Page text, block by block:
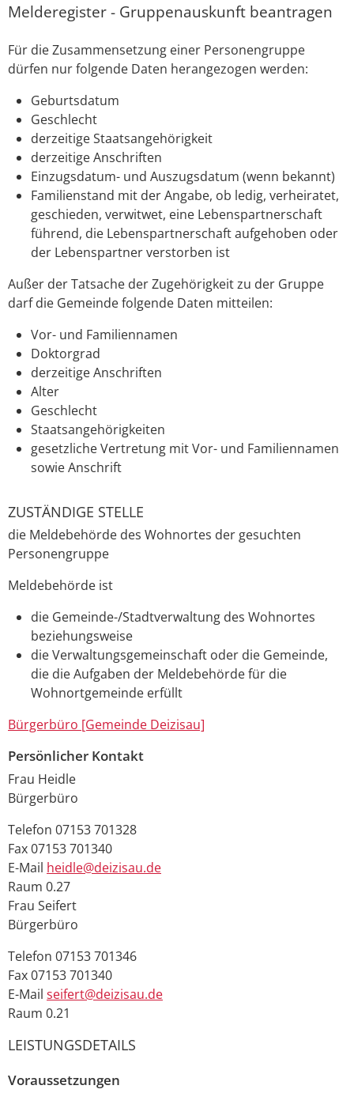
Melderegister - Gruppenauskunft beantragen
Für die Zusammensetzung einer Personengruppe
dürfen nur folgende Daten herangezogen werden:
Geburtsdatum
Geschlecht
derzeitige Staatsangehörigkeit
derzeitige Anschriften
Einzugsdatum- und Auszugsdatum (wenn bekannt)
Familienstand mit der Angabe, ob ledig, verheiratet,
geschieden, verwitwet, eine Lebenspartnerschaft
führend, die Lebenspartnerschaft aufgehoben oder
der Lebenspartner verstorben ist
Außer der Tatsache der Zugehörigkeit zu der Gruppe
darf die Gemeinde folgende Daten mitteilen:
Vor- und Familiennamen
Doktorgrad
derzeitige Anschriften
Alter
Geschlecht
Staatsangehörigkeiten
gesetzliche Vertretung mit Vor- und Familiennamen
sowie Anschrift
ZUSTÄNDIGE STELLE
die Meldebehörde des Wohnortes der gesuchten
Personengruppe
Meldebehörde ist
die Gemeinde-/Stadtverwaltung des Wohnortes
beziehungsweise
die Verwaltungsgemeinschaft oder die Gemeinde,
die die Aufgaben der Meldebehörde für die
Wohnortgemeinde erfüllt
Bürgerbüro [Gemeinde Deizisau]
Persönlicher Kontakt
Frau Heidle
Bürgerbüro
Telefon 07153 701328
Fax07153 701340
E-Mail heidle@deizisau.de
Raum 0.27
Frau Seifert
Bürgerbüro
Telefon 07153 701346
Fax07153 701340
E-Mail seifert@deizisau.de
Raum 0.21
LEISTUNGSDETAILS
Voraussetzungen